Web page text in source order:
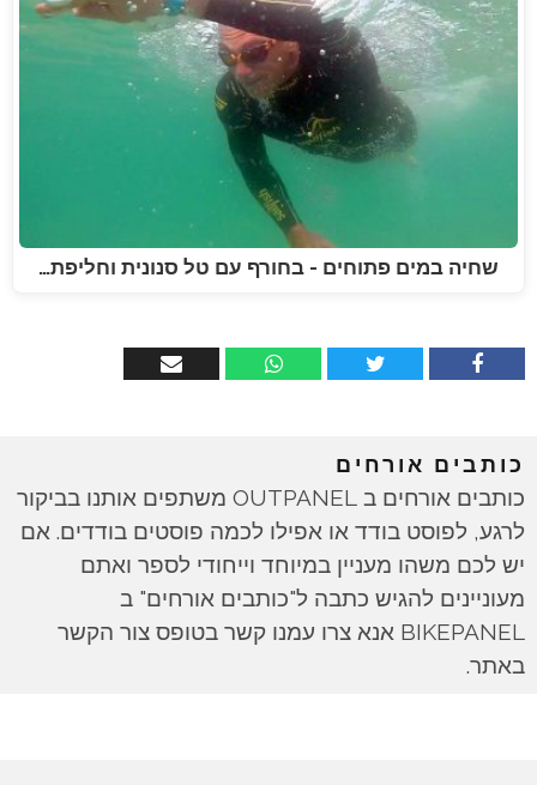
שחיה במים פתוחים - בחורף עם טל סנונית וחליפת…
כותבים אורחים
כותבים אורחים ב OUTPANEL משתפים אותנו בביקור
לרגע, לפוסט בודד או אפילו לכמה פוסטים בודדים. אם
יש לכם משהו מעניין במיוחד וייחודי לספר ואתם
מעוניינים להגיש כתבה ל"כותבים אורחים" ב
BIKEPANEL אנא צרו עמנו קשר בטופס צור הקשר
באתר.